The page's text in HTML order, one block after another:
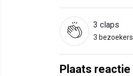
3 claps
3 bezoekers
Plaats reactie